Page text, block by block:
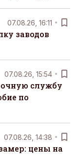
07.08.26, 16:11
заводов
07.08.26, 15:54
службу
по
07.08.26, 14:38
цены на